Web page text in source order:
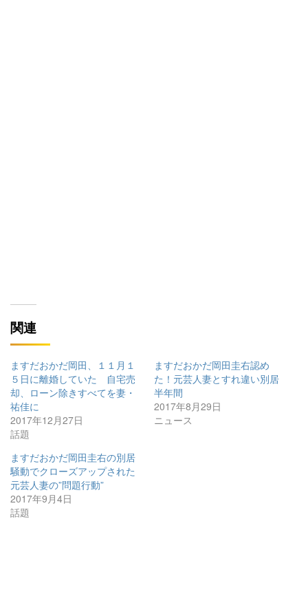
関連
ますだおかだ岡田、１１月１
５日に離婚していた 自宅売
却、ローン除きすべてを妻・
祐佳に
2017年12月27日
話題
ますだおかだ岡田圭右認め
た！元芸人妻とすれ違い別居
半年間
2017年8月29日
ニュース
ますだおかだ岡田圭右の別居
騒動でクローズアップされた
元芸人妻の”問題行動”
2017年9月4日
話題